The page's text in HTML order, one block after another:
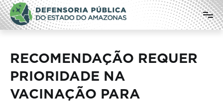
Pular
para
o
conteúdo
Defensoria Pública do Estado do
Amazonas
RECOMENDAÇÃO REQUER
PRIORIDADE NA
VACINAÇÃO PARA